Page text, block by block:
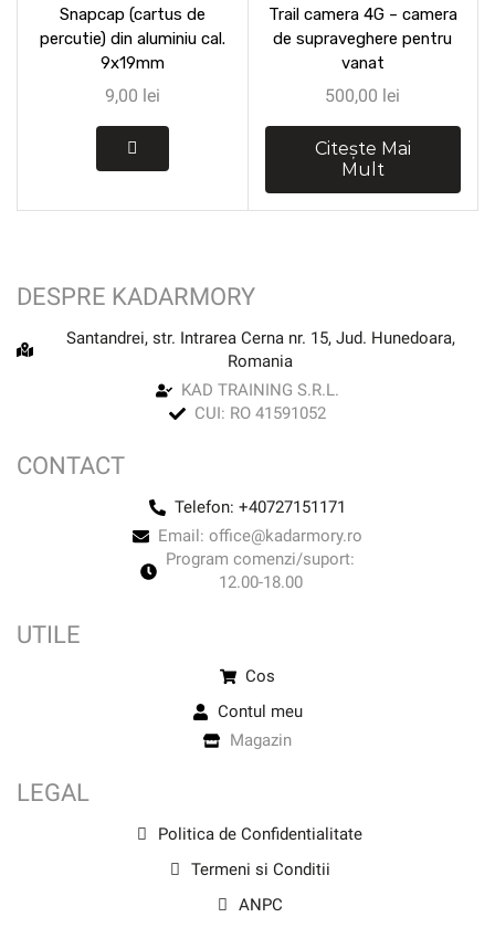
Snapcap (cartus de
percutie) din aluminiu cal.
9x19mm
9,00 lei
Trail camera 4G – camera
de supraveghere pentru
vanat
500,00 lei
Citește Mai
Mult
DESPRE KADARMORY
Santandrei, str. Intrarea Cerna nr. 15, Jud. Hunedoara,
Romania
KAD TRAINING S.R.L.
CUI: RO 41591052
CONTACT
Telefon: +40727151171
Email: office@kadarmory.ro
Program comenzi/suport:
12.00-18.00
UTILE
Cos
Contul meu
Magazin
LEGAL
Politica de Confidentialitate
Termeni si Conditii
ANPC